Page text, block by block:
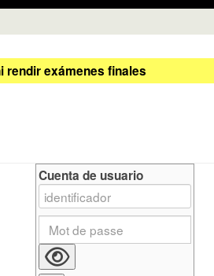
rendir exámenes finales
Cuenta de usuario